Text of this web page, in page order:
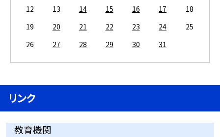
12
13 14 15 16 17
18
19
20 21 22 23 24
25
26
27 28 29 30 31
リンク
教育機関